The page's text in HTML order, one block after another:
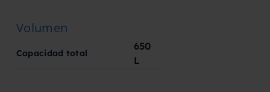
Volumen
Capacidad total
650
L